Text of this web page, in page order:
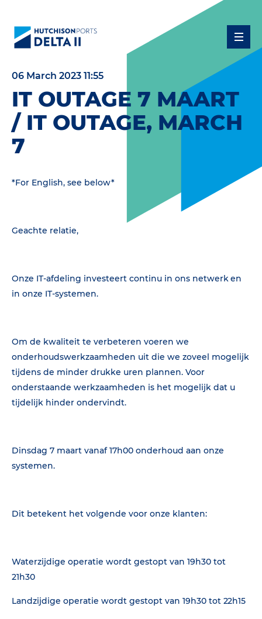
06 March 2023 11:55
IT OUTAGE 7 MAART
/ IT OUTAGE, MARCH
7
*For English, see below*
Geachte relatie,
Onze IT-afdeling investeert continu in ons netwerk en
in onze IT-systemen.
Om de kwaliteit te verbeteren voeren we
onderhoudswerkzaamheden uit die we zoveel mogelijk
tijdens de minder drukke uren plannen. Voor
onderstaande werkzaamheden is het mogelijk dat u
tijdelijk hinder ondervindt.
Dinsdag 7 maart vanaf 17h00 onderhoud aan onze
systemen.
Dit betekent het volgende voor onze klanten:
Waterzijdige operatie wordt gestopt van 19h30 tot
21h30
Landzijdige operatie wordt gestopt van 19h30 tot 22h15